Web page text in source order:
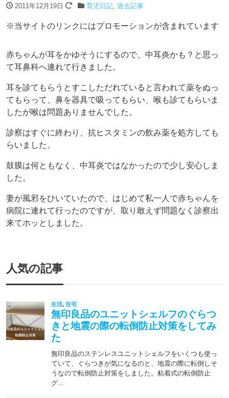
2011年12月19日 育児日記, 過去記事
※当サイトのリンクにはプロモーションが含まれています
赤ちゃんが耳をかゆそうにするので、中耳炎かも？と思っ
て耳鼻科へ連れて行きました。
耳を診てもらうとすこしただれていると言われて薬をぬっ
てもらって、鼻を器具で吸ってもらい、喉も診てもらいま
したが喉は問題ありませんでした。
診察はすぐに終わり、抗ヒスタミンの飲み薬を処方しても
らいました。
鼓膜は何ともなく、中耳炎ではなかったので少し安心しま
した。
妻が風邪をひいていたので、はじめて私一人で赤ちゃんを
病院に連れて行ったのですが、取り敢えず問題なく診察出
来てホッとしました。
人気の記事